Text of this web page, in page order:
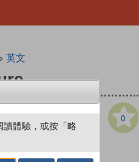
英文
0
讀體驗，或按「略